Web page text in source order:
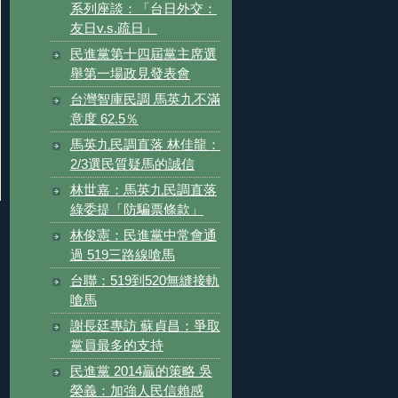
系列座談：「台日外交：
友日v.s.疏日」
民進黨第十四屆黨主席選
舉第一場政見發表會
台灣智庫民調 馬英九不滿
意度 62.5％
馬英九民調直落 林佳龍：
2/3選民質疑馬的誠信
林世嘉：馬英九民調直落
綠委提「防騙票條款」
林俊憲：民進黨中常會通
過 519三路線嗆馬
台聯：519到520無縫接軌
嗆馬
謝長廷專訪 蘇貞昌：爭取
黨員最多的支持
民進黨 2014贏的策略 吳
榮義：加強人民信賴感